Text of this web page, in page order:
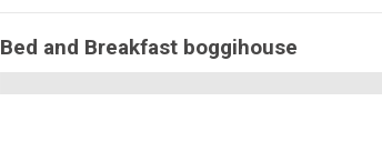
Bed and Breakfast boggihouse